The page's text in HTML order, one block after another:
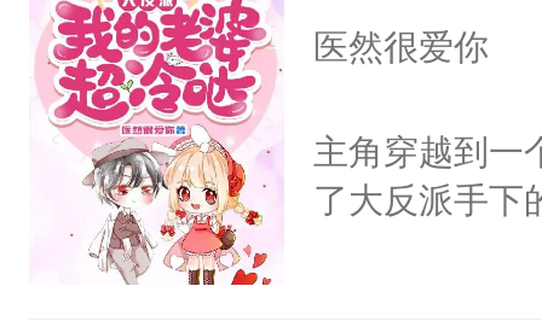
医然很爱你
主角穿越到一
了大反派手下